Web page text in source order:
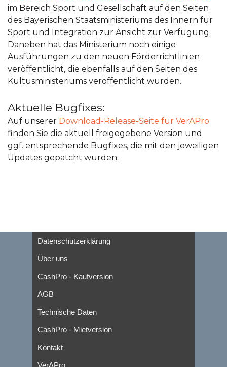
im Bereich Sport und Gesellschaft auf den Seiten
des Bayerischen Staatsministeriums des Innern für
Sport und Integration zur Ansicht zur Verfügung.
Daneben hat das Ministerium noch einige
Ausführungen zu den neuen Förderrichtlinien
veröffentlicht, die ebenfalls auf den Seiten des
Kultusministeriums veröffentlicht wurden.
Aktuelle Bugfixes:
Auf unserer Download-Release-Seite für VerAPro
finden Sie die aktuell freigegebene Version und
ggf. entsprechende Bugfixes, die mit den jeweiligen
Updates gepatcht wurden.
Datenschutzerklärung
Über uns
CashPro - Kaufversion
AGB
Technische Daten
CashPro - Mietversion
Kontakt
VerAPro